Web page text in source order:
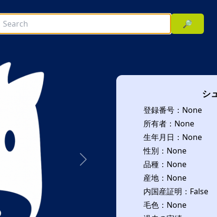
🔎
次へ
シ
登録番号：None
所有者：None
生年月日：None
性別：None
品種：None
産地：None
内国産証明：False
毛色：None